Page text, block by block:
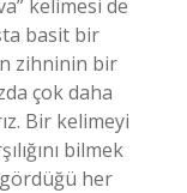
kelimesi de
basit bir
zihninin bir
çok daha
Bir kelimeyi
bilmek
her